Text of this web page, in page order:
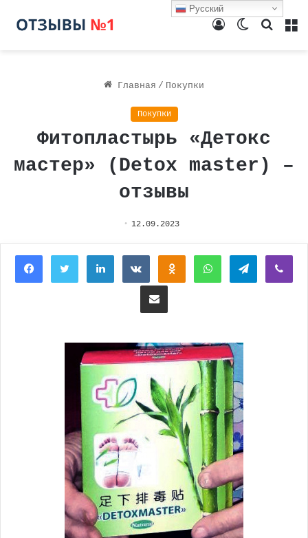
Поиск
Switch
Войти
Главная / Покупки
Покупки
Фитопластырь «Детокс
мастер» (Detox master) –
отзывы
12.09.2023
FacebookTwitterLinkedInВконтактеОдноклассники
WhatsAppTelegram
Поделиться через электронную почту
Русский